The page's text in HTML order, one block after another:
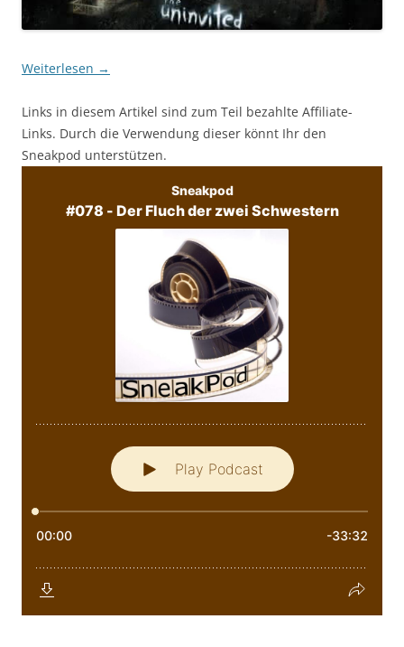
Weiterlesen →
Links in diesem Artikel sind zum Teil bezahlte Affiliate-
Links. Durch die Verwendung dieser könnt Ihr den
Sneakpod unterstützen.